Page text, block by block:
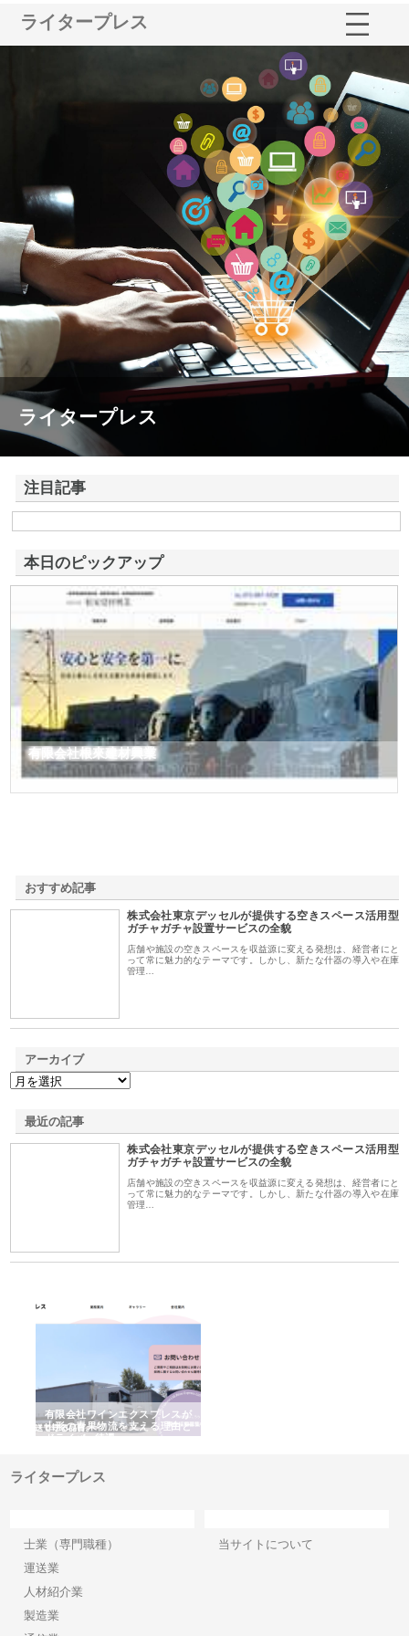
ライタープレス
ライタープレス
注目記事
株式会社東京デッセルが提供する空きスペース活用型ガチャガチャ設置
本日のピックアップ
有限会社根來建材興業
おすすめ記事
株式会社東京デッセルが提供する空きスペース活用型
ガチャガチャ設置サービスの全貌
店舗や施設の空きスペースを収益源に変える発想は、経営者にと
って常に魅力的なテーマです。しかし、新たな什器の導入や在庫
管理…
アーカイブ
最近の記事
株式会社東京デッセルが提供する空きスペース活用型
ガチャガチャ設置サービスの全貌
店舗や施設の空きスペースを収益源に変える発想は、経営者にと
って常に魅力的なテーマです。しかし、新たな什器の導入や在庫
管理…
有限会社ワインエクスプレスが
山形の青果物流を支える理由と
ドライバー待遇
ライタープレス
士業（専門職種）
運送業
人材紹介業
製造業
当サイトについて